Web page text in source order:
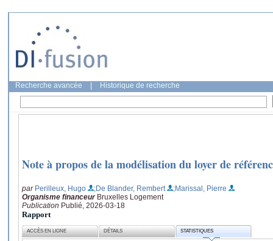
Recherche avancée Historique de recherche
Note à propos de la modélisation du loyer de
par Perilleux, Hugo ;De Blander, Rembert
;Marissal, Pierre
Organisme financeur Bruxelles Logement
Publication Publié, 2026-03-18
Rapport
ACCÈS EN LIGNE DÉTAILS STATISTIQUES